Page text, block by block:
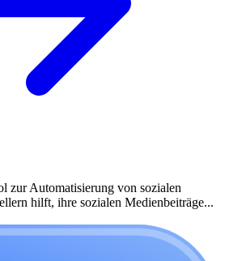
zur Automatisierung von sozialen
hilft, ihre sozialen Medienbeiträge...